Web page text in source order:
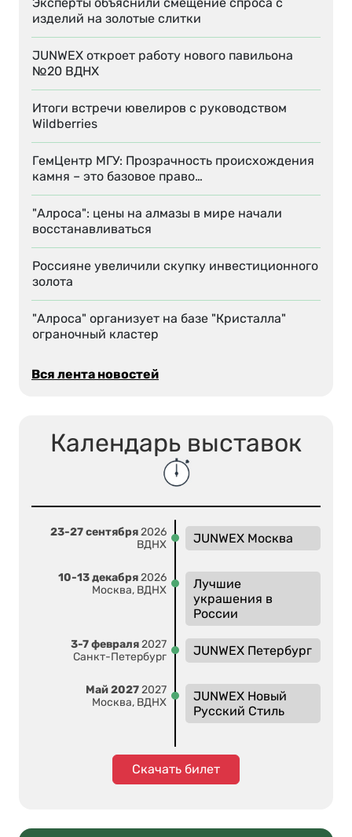
Эксперты объяснили смещение спроса с
изделий на золотые слитки
JUNWEX откроет работу нового павильона
№20 ВДНХ
Итоги встречи ювелиров с руководством
Wildberries
ГемЦентр МГУ: Прозрачность происхождения
камня – это базовое право…
"Алроса": цены на алмазы в мире начали
восстанавливаться
Россияне увеличили скупку инвестиционного
золота
"Алроса" организует на базе "Кристалла"
ограночный кластер
Вся лента новостей
Календарь выставок
23-27 сентября2026
ВДНХ
JUNWEX Москва
10-13 декабря2026
Москва, ВДНХ
Лучшие
украшения в
России
3-7 февраля2027
Санкт-Петербург
JUNWEX Петербург
Май 20272027
Москва, ВДНХ
JUNWEX Новый
Русский Стиль
Скачать билет